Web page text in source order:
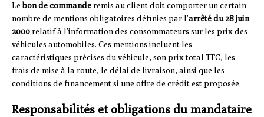
Lebon de commanderemis au client doit comporter un certain
nombre de mentions obligatoires définies par l’arrêté du 28 juin
2000relatif à l’information des consommateurs sur les prix des
véhicules automobiles. Ces mentions incluent les
caractéristiques précises du véhicule, son prix total TTC, les
frais de mise à la route, le délai de livraison, ainsi que les
conditions de financement si une offre de crédit est proposée.
Responsabilités et obligations du mandataire